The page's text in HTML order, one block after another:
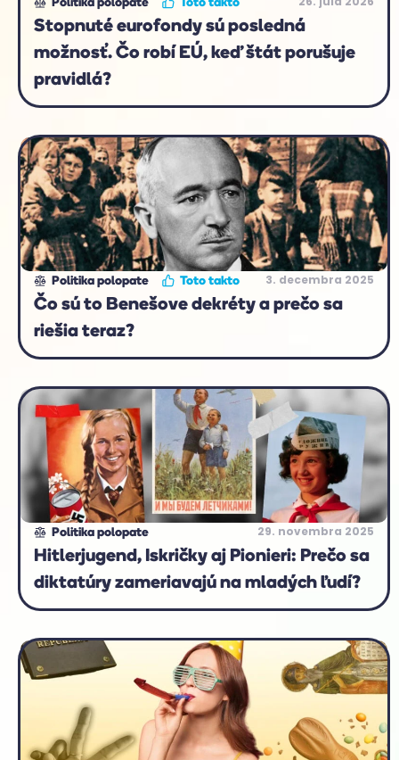
Stopnuté eurofondy sú posledná
možnosť. Čo robí EÚ, keď štát porušuje
pravidlá?
Politika polopate Toto takto 3. decembra 2025
Čo sú to Benešove dekréty a prečo sa
riešia teraz?
Politika polopate 29. novembra 2025
Hitlerjugend, Iskričky aj Pionieri: Prečo sa
diktatúry zameriavajú na mladých ľudí?